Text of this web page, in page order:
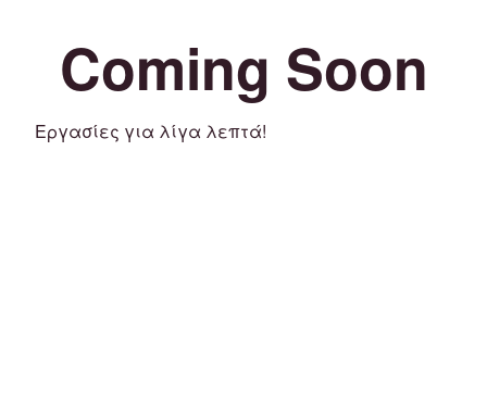
Coming Soon
Εργασίες για λίγα λεπτά!